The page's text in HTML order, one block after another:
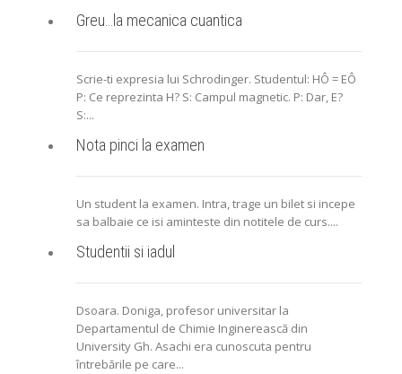
Greu…la mecanica cuantica
Scrie-ti expresia lui Schrodinger. Studentul: HÔ = EÔ
P: Ce reprezinta H? S: Campul magnetic. P: Dar, E?
S:...
Nota pinci la examen
Un student la examen. Intra, trage un bilet si incepe
sa balbaie ce isi aminteste din notitele de curs....
Studentii si iadul
Dsoara. Doniga, profesor universitar la
Departamentul de Chimie Inginerească din
University Gh. Asachi era cunoscuta pentru
întrebările pe care...